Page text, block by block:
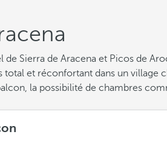
Sierra de Aracena et Picos de
et réconfortant dans un
la possibilité de chambres